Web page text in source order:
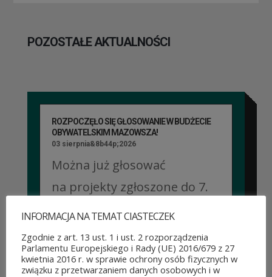
POZOSTAŁE AKTUALNOŚCI
ROZPOCZĘŁO SIĘ GŁOSOWANIE W BUDŻECIE
OBYWATELSKIM MAZOWSZA!
03 sierpnia&8b44p;2026
Można już głosować
na projekty zgłoszone do 7.
edycji Budżetu
Obywatelskiego Mazowsza.
To mieszkańcy zdecydują,
INFORMACJA NA TEMAT CIASTECZEK
Zgodnie z art. 13 ust. 1 i ust. 2 rozporządzenia
Parlamentu Europejskiego i Rady (UE) 2016/679 z 27
kwietnia 2016 r. w sprawie ochrony osób fizycznych w
związku z przetwarzaniem danych osobowych i w